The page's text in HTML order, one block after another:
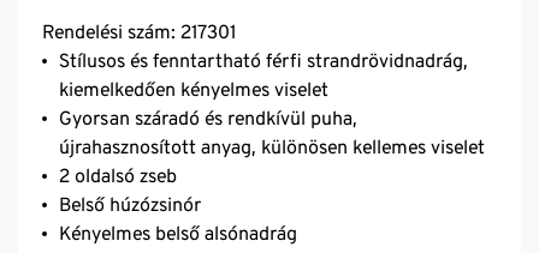
Rendelési szám: 217301
Stílusos és fenntartható férfi strandrövidnadrág,
kiemelkedően kényelmes viselet
Gyorsan száradó és rendkívül puha,
újrahasznosított anyag, különösen kellemes viselet
2 oldalsó zseb
Belső húzózsinór
Kényelmes belső alsónadrág